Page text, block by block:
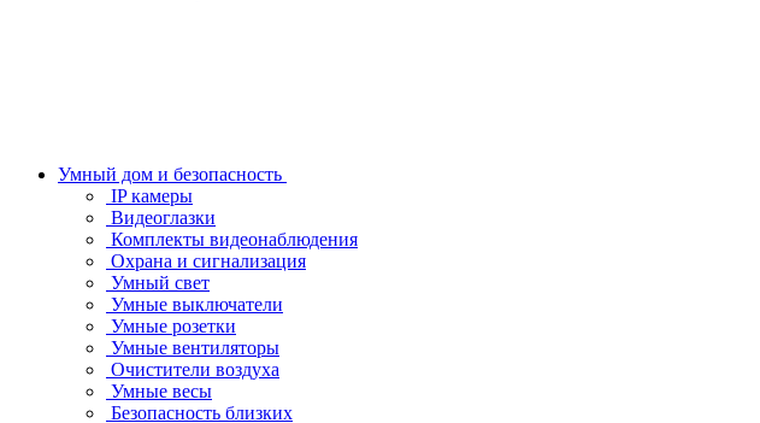
Умный дом и безопасность
IP камеры
Видеоглазки
Комплекты видеонаблюдения
Охрана и сигнализация
Умный свет
Умные выключатели
Умные розетки
Умные вентиляторы
Очистители воздуха
Умные весы
Безопасность близких